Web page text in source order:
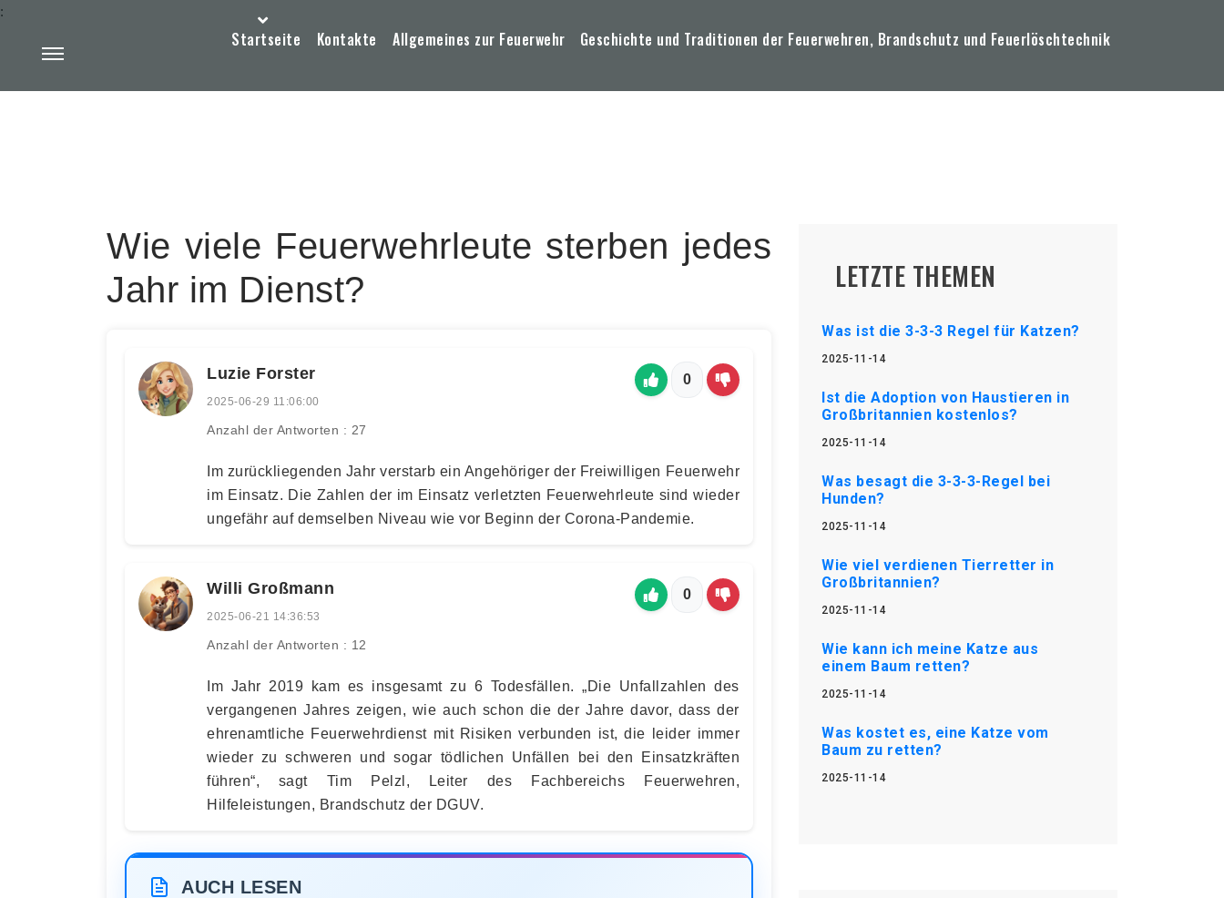
Startseite Kontakte Allgemeines zur Feuerwehr Geschichte und Traditionen der Feuerwehren, Brandschutz und Feuerlöschtechnik
:
Wie viele Feuerwehrleute sterben jedes
Jahr im Dienst?
Luzie Forster
2025-06-29 11:06:00
Anzahl der Antworten : 27
0
Im zurückliegenden Jahr verstarb ein Angehöriger der Freiwilligen Feuerwehr
im Einsatz. Die Zahlen der im Einsatz verletzten Feuerwehrleute sind wieder
ungefähr auf demselben Niveau wie vor Beginn der Corona-Pandemie.
Willi Großmann
2025-06-21 14:36:53
Anzahl der Antworten : 12
0
Im Jahr 2019 kam es insgesamt zu 6 Todesfällen. „Die Unfallzahlen des
vergangenen Jahres zeigen, wie auch schon die der Jahre davor, dass der
ehrenamtliche Feuerwehrdienst mit Risiken verbunden ist, die leider immer
wieder zu schweren und sogar tödlichen Unfällen bei den Einsatzkräften
führen“, sagt Tim Pelzl, Leiter des Fachbereichs Feuerwehren,
Hilfeleistungen, Brandschutz der DGUV.
AUCH LESEN
LETZTE THEMEN
Was ist die 3-3-3 Regel für Katzen?
2025-11-14
Ist die Adoption von Haustieren in
Großbritannien kostenlos?
2025-11-14
Was besagt die 3-3-3-Regel bei
Hunden?
2025-11-14
Wie viel verdienen Tierretter in
Großbritannien?
2025-11-14
Wie kann ich meine Katze aus
einem Baum retten?
2025-11-14
Was kostet es, eine Katze vom
Baum zu retten?
2025-11-14